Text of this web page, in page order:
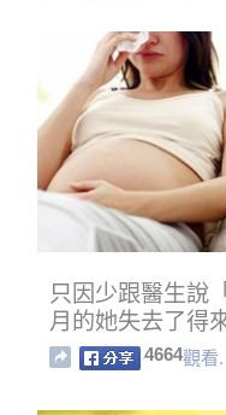
只因少跟醫生說
月的她失去了得
4664觀看.